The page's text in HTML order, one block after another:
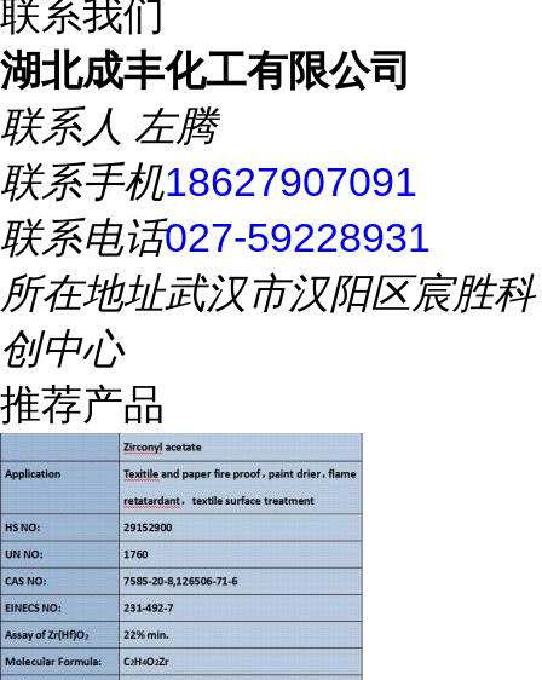
联系我们
湖北成丰化工有限公司
联系人 左腾
联系手机18627907091
联系电话027-59228931
所在地址武汉市汉阳区宸胜科
创中心
推荐产品